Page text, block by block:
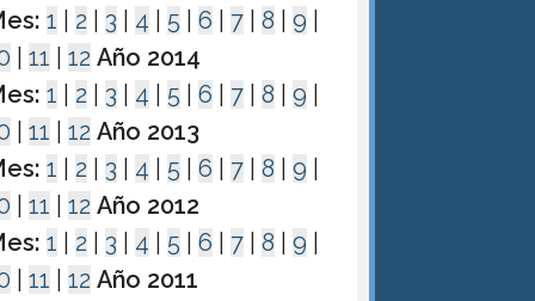
1 2 3 4 5 |6 7 |8 |9
|11 |12 Año 2014
1 2 3 4 5 |6 7 |8 |9
|11 |12 Año 2013
1 2 3 4 5 |6 7 |8 |9
|11 |12 Año 2012
1 2 3 4 5 |6 7 |8 |9
|11 |12 Año 2011